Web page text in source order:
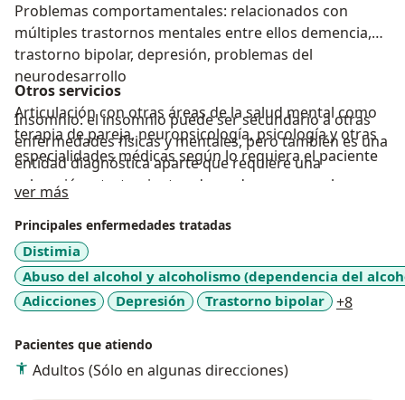
Problemas comportamentales: relacionados con
múltiples trastornos mentales entre ellos demencia,
trastorno bipolar, depresión, problemas del
neurodesarrollo
Insomnio: el insomnio puede ser secundario a otras
enfermedades físicas y mentales, pero también es una
entidad diagnóstica aparte que requiere una
valoración y tratamiento adecuado para que el
calidad de vida.
Otros servicios
Articulación con otras áreas de la salud mental como
terapia de pareja, neuropsicología, psicología y otras
especialidades médicas según lo requiera el paciente
ver más
Principales enfermedades tratadas
Distimia
Abuso del alcohol y alcoholismo (dependencia del
Adicciones
Depresión Trastorno bipolar +8
Pacientes que atiendo
Adultos (Sólo en algunas direcciones)